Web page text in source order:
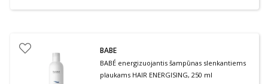
BABE
BABÉ energizuojantis šampūnas slenkantiems
plaukams HAIR ENERGISING, 250 ml